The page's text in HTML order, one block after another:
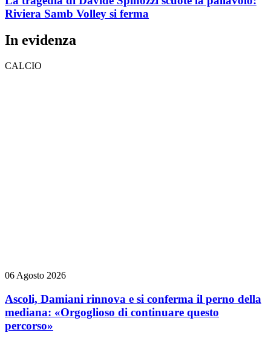
Riviera Samb Volley si ferma
In evidenza
CALCIO
06 Agosto 2026
Ascoli, Damiani rinnova e si conferma il perno della
mediana: «Orgoglioso di continuare questo
percorso»